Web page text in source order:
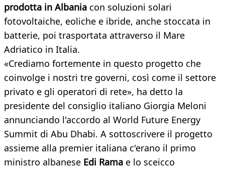
prodotta in Albania con soluzioni solari
fotovoltaiche, eoliche e ibride, anche stoccata in
batterie, poi trasportata attraverso il Mare
Adriatico in Italia.
«Crediamo fortemente in questo progetto che
coinvolge i nostri tre governi, così come il settore
privato e gli operatori di rete», ha detto la
presidente del consiglio italiano Giorgia Meloni
annunciando l'accordo al World Future Energy
Summit di Abu Dhabi. A sottoscrivere il progetto
assieme alla premier italiana c'erano il primo
ministro albanese Edi Rama e lo sceicco